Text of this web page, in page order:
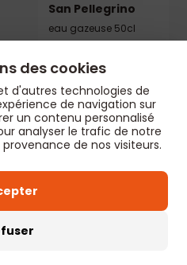
San Pellegrino
eau gazeuse 50cl
des cookies
d'autres technologies de
de navigation sur
un contenu personnalisé
analyser le trafic de notre
de nos visiteurs.